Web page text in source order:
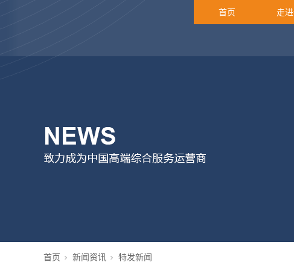
首页 走
首页 新闻资讯 特发新闻